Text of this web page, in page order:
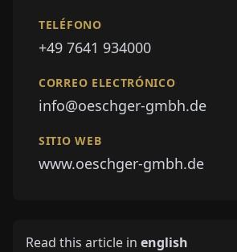
TELÉFONO
+49 7641 934000
CORREO ELECTRÓNICO
info@oeschger-gmbh.de
SITIO WEB
www.oeschger-gmbh.de
Read this article in english